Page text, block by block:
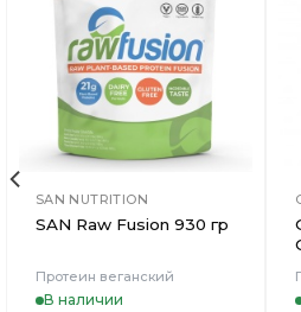
Добавить
Вишлист
SAN NUTRITION
SAN Raw Fusion 930 гр
Протеин веганский
В наличии